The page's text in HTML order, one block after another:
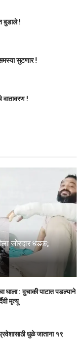
बुडाले !
सुटणार !
वातावरण !
जोरदार धडक;
घाला : दुचाकी पाटात पडल्याने
मृत्यू
धुळे जाताना १९